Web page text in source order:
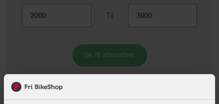
Til
Vis 19 alternativer
Beskrivelse